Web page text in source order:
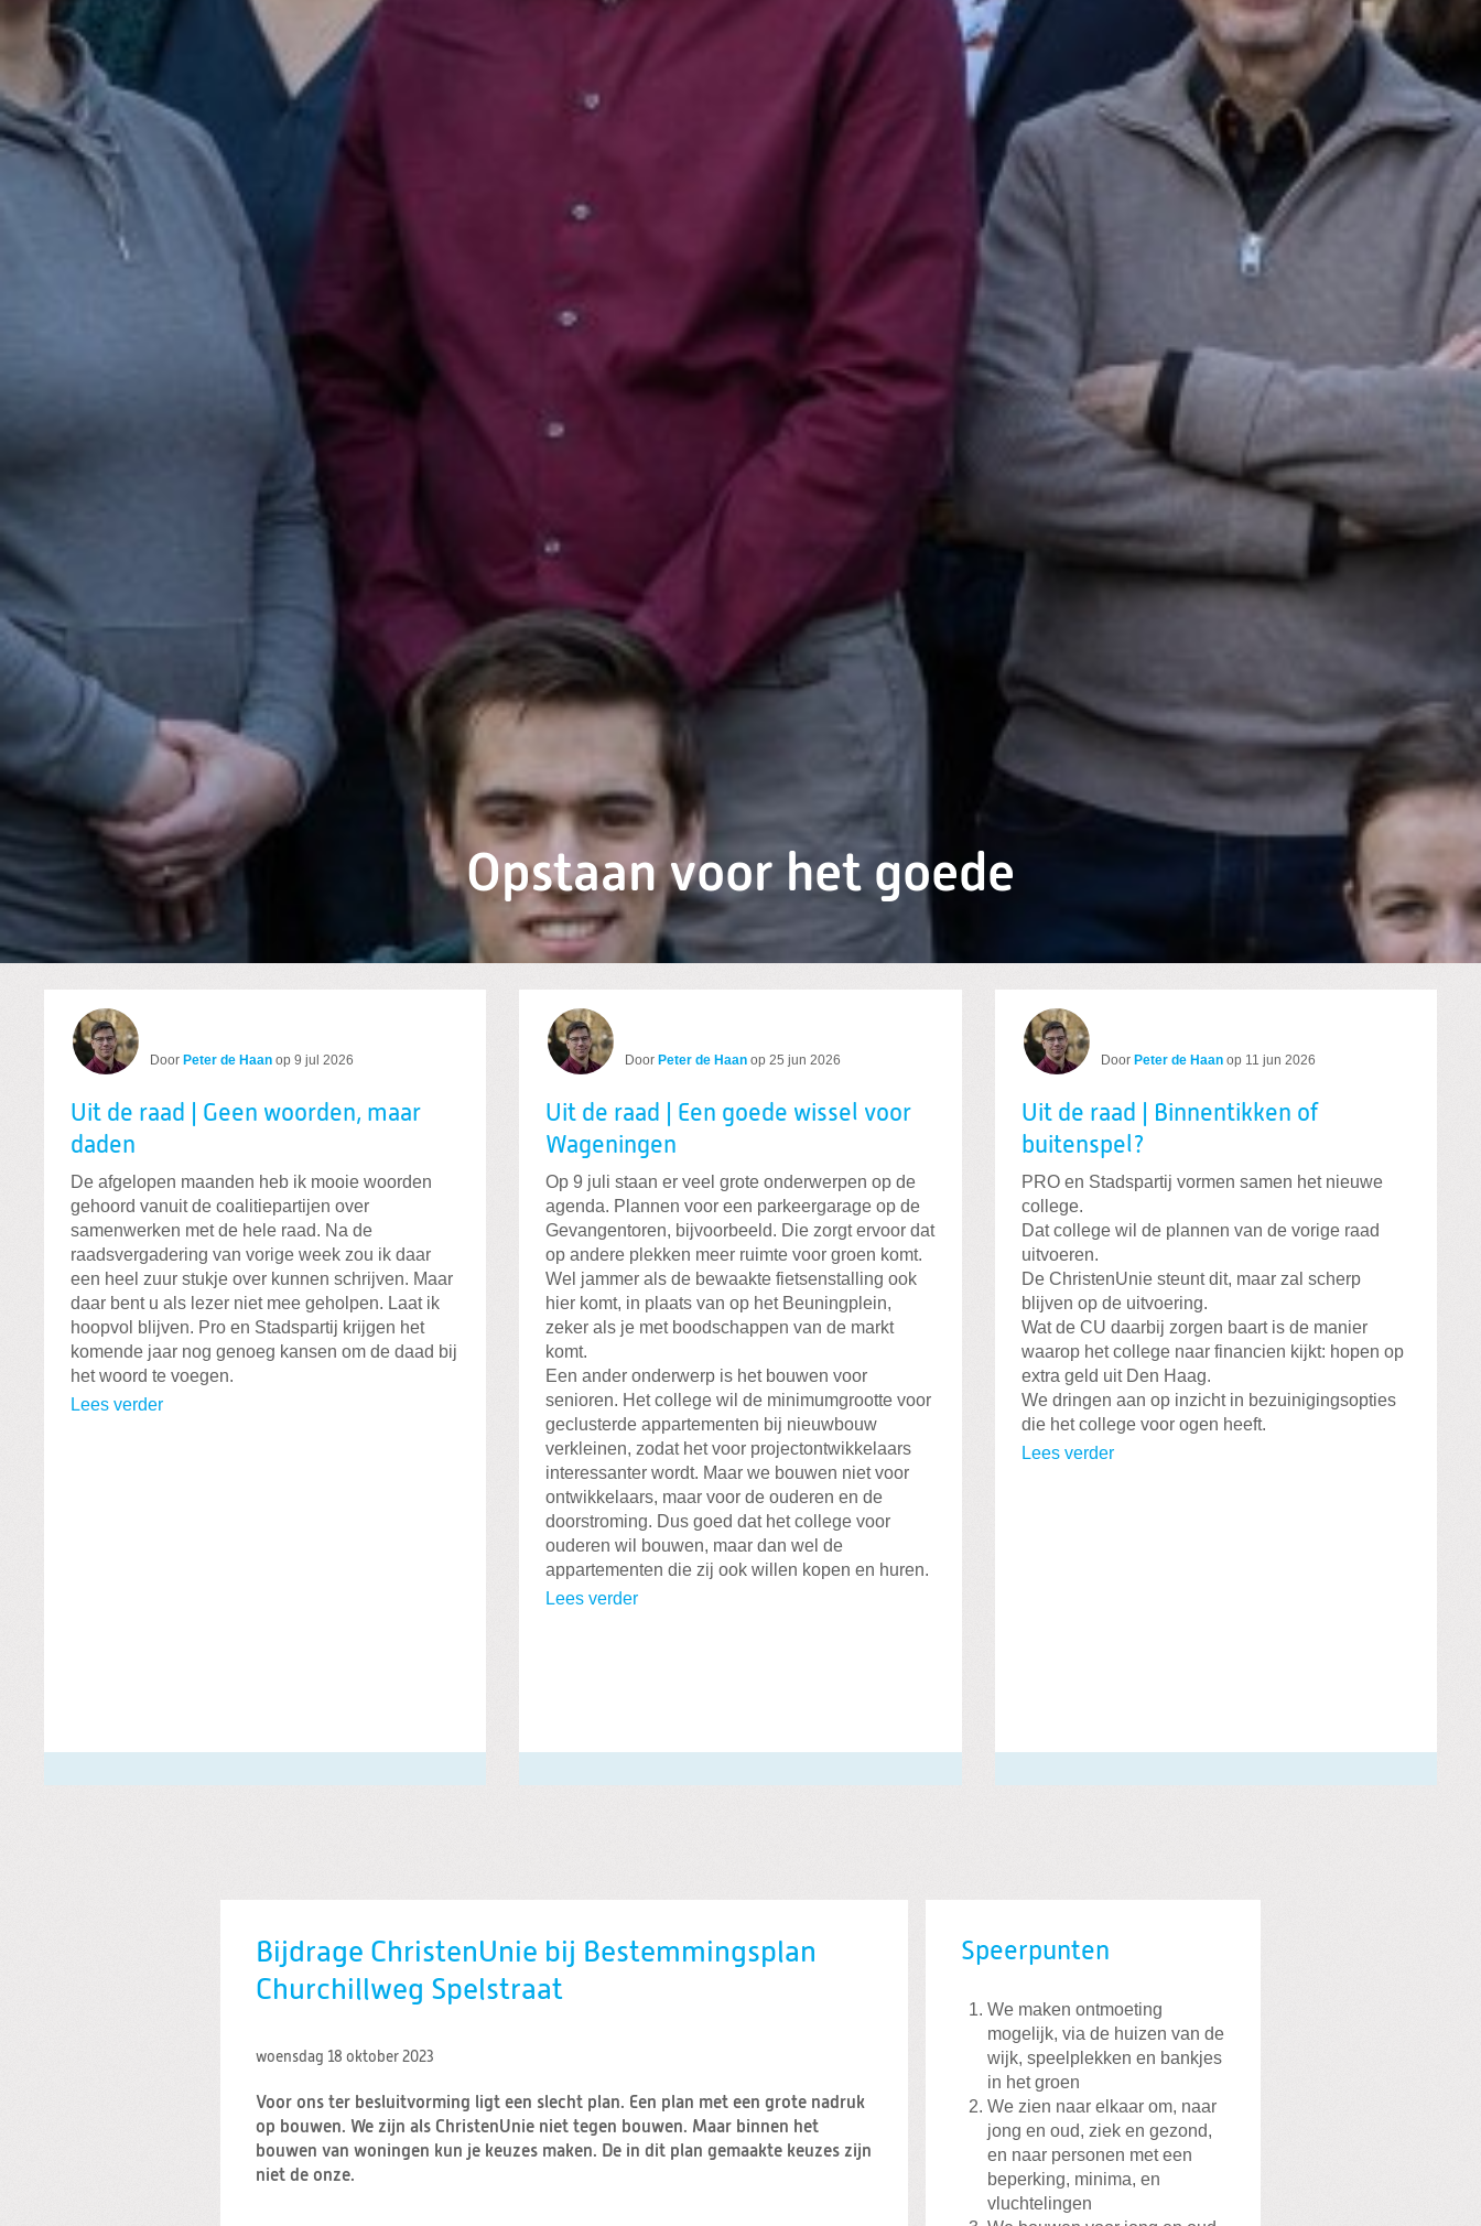
Opstaan voor het goede
Door Peter de Haan op 9 jul 2026
Uit de raad | Geen woorden, maar
daden
De afgelopen maanden heb ik mooie woorden
gehoord vanuit de coalitiepartijen over
samenwerken met de hele raad. Na de
raadsvergadering van vorige week zou ik daar
een heel zuur stukje over kunnen schrijven. Maar
daar bent u als lezer niet mee geholpen. Laat ik
hoopvol blijven. Pro en Stadspartij krijgen het
komende jaar nog genoeg kansen om de daad bij
het woord te voegen.
Lees verder
Door Peter de Haan op 25 jun 2026
Uit de raad | Een goede wissel voor
Wageningen
Op 9 juli staan er veel grote onderwerpen op de
agenda. Plannen voor een parkeergarage op de
Gevangentoren, bijvoorbeeld. Die zorgt ervoor dat
op andere plekken meer ruimte voor groen komt.
Wel jammer als de bewaakte fietsenstalling ook
hier komt, in plaats van op het Beuningplein,
zeker als je met boodschappen van de markt
komt.
Een ander onderwerp is het bouwen voor
senioren. Het college wil de minimumgrootte voor
geclusterde appartementen bij nieuwbouw
verkleinen, zodat het voor projectontwikkelaars
interessanter wordt. Maar we bouwen niet voor
ontwikkelaars, maar voor de ouderen en de
doorstroming. Dus goed dat het college voor
ouderen wil bouwen, maar dan wel de
appartementen die zij ook willen kopen en huren.
Lees verder
Door Peter de Haanop 11 jun 2026
Uit de raad | Binnentikken of
buitenspel?
PRO en Stadspartij vormen samen het nieuwe
college.
Dat college wil de plannen van de vorige raad
uitvoeren.
De ChristenUnie steunt dit, maar zal scherp
blijven op de uitvoering.
Wat de CU daarbij zorgen baart is de manier
waarop het college naar financien kijkt: hopen op
extra geld uit Den Haag.
We dringen aan op inzicht in bezuinigingsopties
die het college voor ogen heeft.
Lees verder
Bijdrage ChristenUnie bij Bestemmingsplan
Churchillweg Spelstraat
woensdag 18 oktober 2023
Voor ons ter besluitvorming ligt een slecht plan. Een plan met een grote nadruk
op bouwen. We zijn als ChristenUnie niet tegen bouwen. Maar binnen het
bouwen van woningen kun je keuzes maken. De in dit plan gemaakte keuzes zijn
niet de onze.
Speerpunten
We maken ontmoeting
mogelijk, via de huizen van de
wijk, speelplekken en bankjes
in het groen
We zien naar elkaar om, naar
jong en oud, ziek en gezond,
en naar personen met een
beperking, minima, en
vluchtelingen